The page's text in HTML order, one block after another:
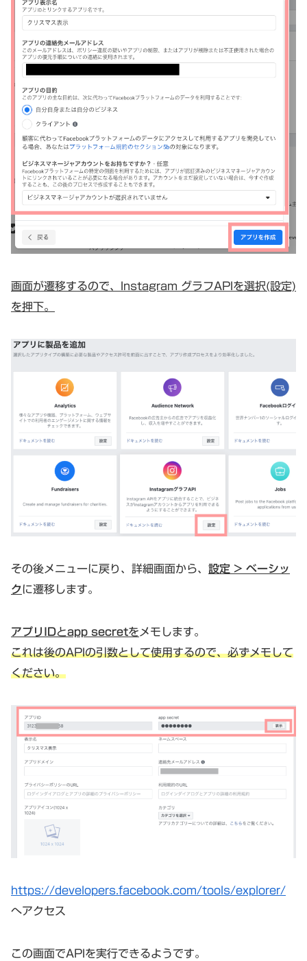
画面が遷移するので、Instagram グラフAPIを選択(設定)
を押下。
その後メニューに戻り、詳細画面から、 設定 > ベーシッ
クに遷移します。
アプリIDとapp secretを メモします。
これは後のAPIの引数として使用するので、必ずメモして
ください。
https://developers.facebook.com/tools/explorer/
へアクセス
この画面でAPIを実行できるようです。